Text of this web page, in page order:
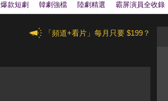
爆款短劇 韓劇強檔 陸劇精選 霸屏演員全收錄
「頻道+看片」每月只要 $199？